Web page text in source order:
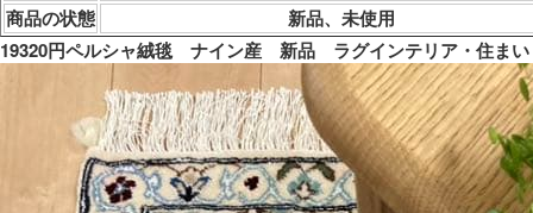
商品の状態
新品、未使用
19320円ペルシャ絨毯　ナイン産　新品　ラグインテリア・住ま